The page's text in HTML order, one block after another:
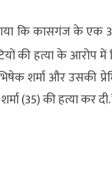
कि कासगंज के एक 38
की हत्या के आरोप में
शर्मा और उसकी
(35) की हत्या कर